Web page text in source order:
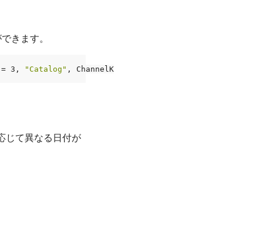
きます。
= 3 , "Catalog" , ChannelKey
じて異なる日付が